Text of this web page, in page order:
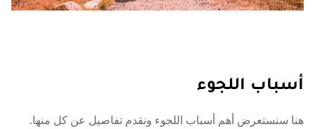
أسباب اللجوء
هنا سنستعرض أهم أسباب اللجوء ونقدم تفاصيل عن كل منها.